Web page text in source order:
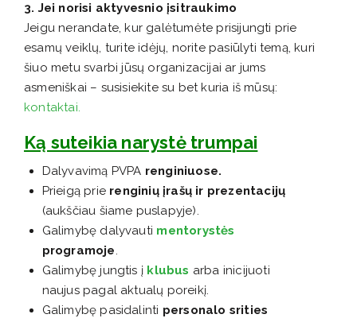
3. Jei norisi aktyvesnio įsitraukimo
Jeigu nerandate, kur galėtumėte prisijungti prie
esamų veiklų, turite idėjų, norite pasiūlyti temą, kuri
šiuo metu svarbi jūsų organizacijai ar jums
asmeniškai – susisiekite su bet kuria iš mūsų:
kontaktai.
Ką suteikia narystė trumpai
Dalyvavimą PVPA renginiuose.
Prieigą prie renginių įrašų ir prezentacijų
(aukščiau šiame puslapyje).
Galimybę dalyvauti mentorystės
programoje.
Galimybę jungtis į klubus arba inicijuoti
naujus pagal aktualų poreikį.
Galimybę pasidalinti personalo srities